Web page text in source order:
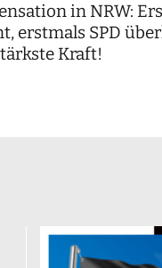
in NRW:
erstmals SPD
Kraft!